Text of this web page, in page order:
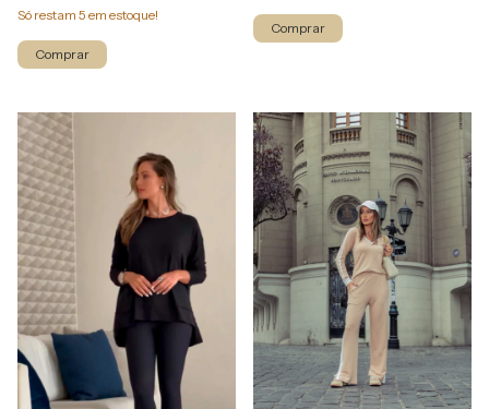
Só restam 5 em estoque!
Comprar
Comprar